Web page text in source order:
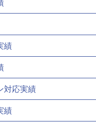
績
対応実績
績